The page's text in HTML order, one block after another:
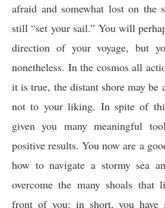
afraid and somewhat lost on the
still “set your sail.” You will
direction of your voyage, but
nonetheless. In the cosmos all
it is true, the distant shore may be
not to your liking. In spite of
given you many meaningful
positive results. You now are a
how to navigate a stormy sea
overcome the many shoals that
front of you: in short, you have